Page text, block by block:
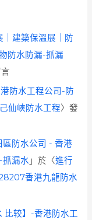
建築保溫展｜防
防水防漏-抓漏
防水工程公司-防
仙峽防水工程〉發
防水公司 - 香港
抓漏水 」於〈進行
香港九龍防水
比较】-香港防水工